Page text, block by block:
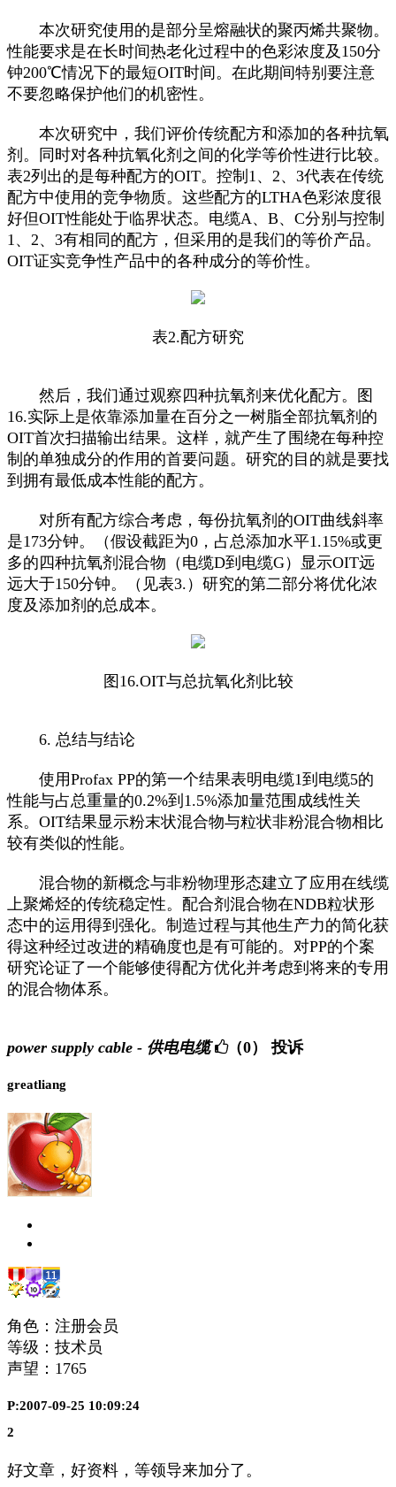
本次研究使用的是部分呈熔融状的聚丙烯共聚物。
性能要求是在长时间热老化过程中的色彩浓度及150分
钟200℃情况下的最短OIT时间。在此期间特别要注意
不要忽略保护他们的机密性。
本次研究中，我们评价传统配方和添加的各种抗氧
剂。同时对各种抗氧化剂之间的化学等价性进行比较。
表2列出的是每种配方的OIT。控制1、2、3代表在传统
配方中使用的竞争物质。这些配方的LTHA色彩浓度很
好但OIT性能处于临界状态。电缆A、B、C分别与控制
1、2、3有相同的配方，但采用的是我们的等价产品。
OIT证实竞争性产品中的各种成分的等价性。
表2.配方研究
然后，我们通过观察四种抗氧剂来优化配方。图
16.实际上是依靠添加量在百分之一树脂全部抗氧剂的
OIT首次扫描输出结果。这样，就产生了围绕在每种控
制的单独成分的作用的首要问题。研究的目的就是要找
到拥有最低成本性能的配方。
对所有配方综合考虑，每份抗氧剂的OIT曲线斜率
是173分钟。（假设截距为0，占总添加水平1.15%或更
多的四种抗氧剂混合物（电缆D到电缆G）显示OIT远
远大于150分钟。（见表3.）研究的第二部分将优化浓
度及添加剂的总成本。
图16.OIT与总抗氧化剂比较
6. 总结与结论
使用Profax PP的第一个结果表明电缆1到电缆5的
性能与占总重量的0.2%到1.5%添加量范围成线性关
系。OIT结果显示粉末状混合物与粒状非粉混合物相比
较有类似的性能。
混合物的新概念与非粉物理形态建立了应用在线缆
上聚烯烃的传统稳定性。配合剂混合物在NDB粒状形
态中的运用得到强化。制造过程与其他生产力的简化获
得这种经过改进的精确度也是有可能的。对PP的个案
研究论证了一个能够使得配方优化并考虑到将来的专用
的混合物体系。
power supply cable - 供电电缆 （0） 投诉
greatliang
角色：注册会员
等级：技术员
声望： 1765
P:2007-09-25 10:09:24
2
好文章，好资料，等领导来加分了。